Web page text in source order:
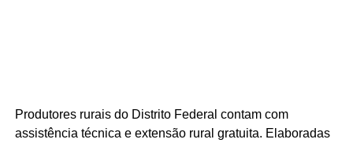
Produtores rurais do Distrito Federal contam com
assistência técnica e extensão rural gratuita. Elaboradas